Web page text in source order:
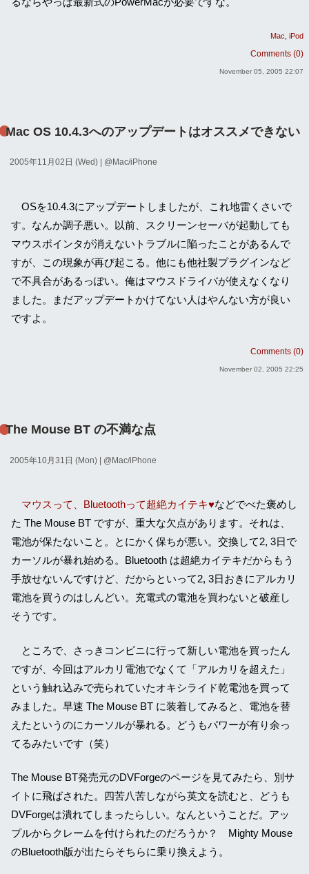
Mac iPod
Comments (0)
November 05, 2005 22:07
Mac OS 10.4.3へのアップデートはオススメできない
2005年11月02日 (Wed) | @ Mac/iPhone
OSを10.4.3にアップデートしましたが、これ地雷くさいで
す。なんか調子悪い。以前、スクリーンセーバが起動しても
マウスポインタが消えないトラブルに陥ったことがあるんで
すが、この現象が再び起こる。他にも他社製プラグインなど
で不具合があるっぽい。俺はマウスドライバが使えなくなり
ました。まだアップデートかけてない人はやんない方が良い
ですよ。
Comments (0)
November 02, 2005 22:25
The Mouse BT の不満な点
2005年10月31日 (Mon) | @ Mac/iPhone
マウスって、Bluetoothって超絶カイテキ♥などでべた褒めし
た The Mouse BT ですが、重大な欠点があります。それは、
電池が保たないこと。とにかく保ちが悪い。交換して2, 3日で
カーソルが暴れ始める。Bluetooth は超絶カイテキだからもう
手放せないんですけど、だからといって2, 3日おきにアルカリ
電池を買うのはしんどい。充電式の電池を買わないと破産し
そうです。
ところで、さっきコンビニに行って新しい電池を買ったん
ですが、今回はアルカリ電池でなくて「アルカリを超えた」
という触れ込みで売られていたオキシライド乾電池を買って
みました。早速 The Mouse BT に装着してみると、電池を替
えたというのにカーソルが暴れる。どうもパワーが有り余っ
てるみたいです（笑）
The Mouse BT発売元のDVForgeのページを見てみたら、別サ
イトに飛ばされた。四苦八苦しながら英文を読むと、どうも
DVForgeは潰れてしまったらしい。なんということだ。アッ
プルからクレームを付けられたのだろうか？ Mighty Mouse
のBluetooth版が出たらそちらに乗り換えよう。